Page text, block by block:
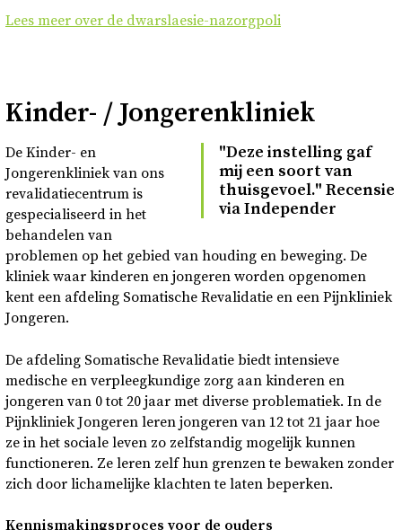
Lees meer over de dwarslaesie-nazorgpoli
Kinder- / Jongerenkliniek
"Deze in­stel­ling gaf
mij een soort van
thuis­ge­voel." Re­cen­sie
via In­de­pen­der
De Kinder- en
Jongerenkliniek van ons
revalidatiecentrum is
gespecialiseerd in het
behandelen van
problemen op het gebied van houding en beweging. De
kliniek waar kinderen en jongeren worden opgenomen
kent een afdeling Somatische Revalidatie en een Pijnkliniek
Jongeren.
De afdeling Somatische Revalidatie biedt intensieve
medische en verpleegkundige zorg aan kinderen en
jongeren van 0 tot 20 jaar met diverse problematiek. In de
Pijnkliniek Jongeren leren jongeren van 12 tot 21 jaar hoe
ze in het sociale leven zo zelfstandig mogelijk kunnen
functioneren. Ze leren zelf hun grenzen te bewaken zonder
zich door lichamelijke klachten te laten beperken.
Kennismakingsproces voor de ouders